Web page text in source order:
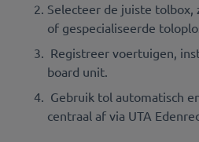
Selecteer de juiste tolbox,
of gespecialiseerde
Registreer voertuigen,
board unit.
Gebruik tol automatisch
centraal af via UTA